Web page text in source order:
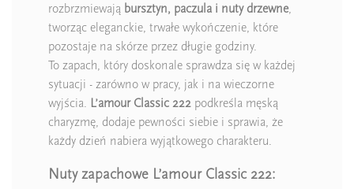
rozbrzmiewają bursztyn, paczula i nuty drzewne,
tworząc eleganckie, trwałe wykończenie, które
pozostaje na skórze przez długie godziny.
To zapach, który doskonale sprawdza się w każdej
sytuacji - zarówno w pracy, jak i na wieczorne
wyjścia. L’amour Classic 222 podkreśla męską
charyzmę, dodaje pewności siebie i sprawia, że
każdy dzień nabiera wyjątkowego charakteru.
Nuty zapachowe L’amour Classic 222: